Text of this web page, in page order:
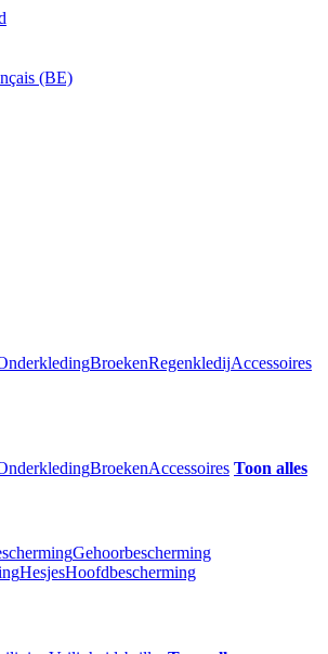
(BE)
BroekenRegenkledijAccessoires
BroekenAccessoires Toon alles
Gehoorbescherming
HesjesHoofdbescherming